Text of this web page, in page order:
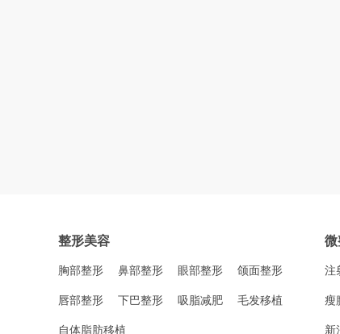
整形美容
胸部整形 鼻部整形 眼部整形 颌面整形
唇部整形 下巴整形 吸脂减肥 毛发移植
自体脂肪移植
微
注
瘦
新